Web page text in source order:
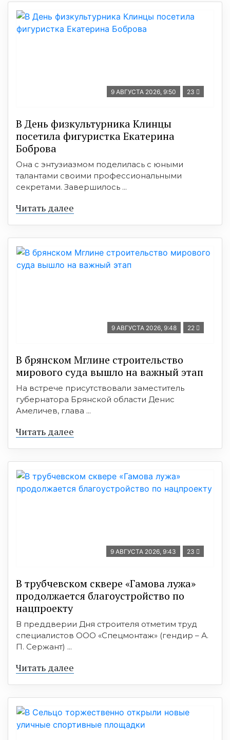
9 АВГУСТА 2026, 9:50 23
В День физкультурника Клинцы
посетила фигуристка Екатерина
Боброва
Она с энтузиазмом поделилась с юными
талантами своими профессиональными
секретами. Завершилось ...
Читать далее
9 АВГУСТА 2026, 9:48 22
В брянском Мглине строительство
мирового суда вышло на важный этап
На встрече присутствовали заместитель
губернатора Брянской области Денис
Амеличев, глава ...
Читать далее
9 АВГУСТА 2026, 9:43 23
В трубчевском сквере «Гамова лужа»
продолжается благоустройство по
нацпроекту
В преддверии Дня строителя отметим труд
специалистов ООО «Спецмонтаж» (гендир – А.
П. Сержант) ...
Читать далее